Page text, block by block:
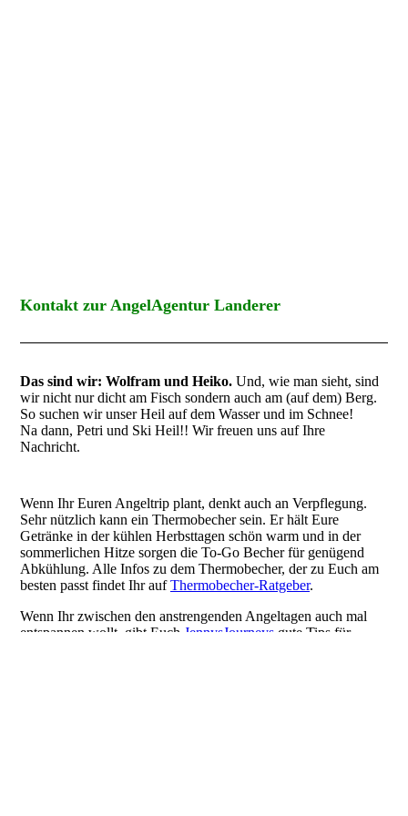
Kontakt zur AngelAgentur Landerer
Das sind wir: Wolfram und Heiko.Und, wie man sieht, sind
wir nicht nur dicht am Fisch sondern auch am (auf dem) Berg.
So suchen wir unser Heil auf dem Wasser und im Schnee!
Na dann, Petri und Ski Heil!! Wir freuen uns auf Ihre
Nachricht.